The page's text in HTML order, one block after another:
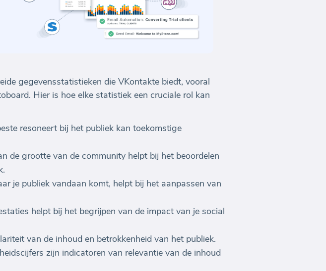
gegevensstatistieken die VKontakte biedt, vooral
Hier is hoe elke statistiek een cruciale rol kan
resoneert bij het publiek kan toekomstige
de grootte van de community helpt bij het beoordelen
je publiek vandaan komt, helpt bij het aanpassen van
helpt bij het begrijpen van de impact van je social
van de inhoud en betrokkenheid van het publiek.
zijn indicatoren van relevantie van de inhoud